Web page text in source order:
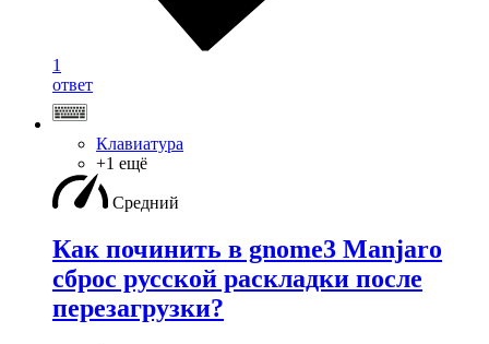
1
ответ
Клавиатура
+1 ещё
Средний
Как починить в gnome3 Manjaro
сброс русской раскладки после
перезагрузки?